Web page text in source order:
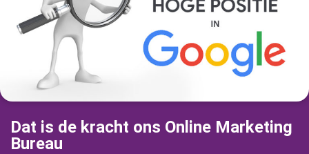
Dat is de kracht ons Online Marketing
Bureau